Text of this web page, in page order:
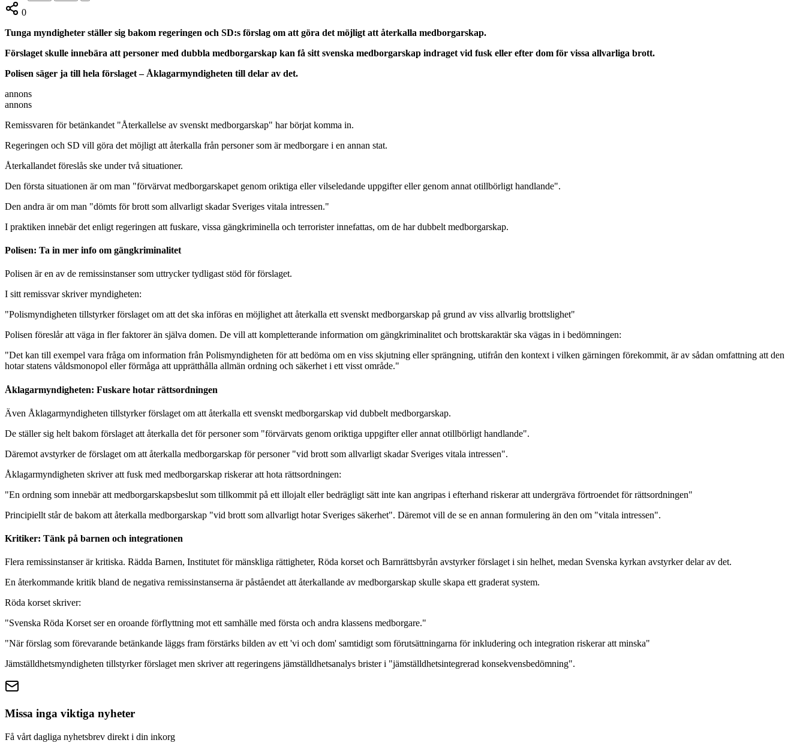
0
Tunga myndigheter ställer sig bakom regeringen och SD:s förslag om att göra det möjligt att återkalla medborgarskap.
Förslaget skulle innebära att personer med dubbla medborgarskap kan få sitt svenska medborgarskap indraget vid fusk eller efter dom för vissa allvarliga brott.
Polisen säger ja till hela förslaget – Åklagarmyndigheten till delar av det.
annons
annons
Remissvaren för betänkandet "Återkallelse av svenskt medborgarskap" har börjat komma in.
Regeringen och SD vill göra det möjligt att återkalla från personer som är medborgare i en annan stat.
Återkallandet föreslås ske under två situationer.
Den första situationen är om man "förvärvat medborgarskapet genom oriktiga eller vilseledande uppgifter eller genom annat otillbörligt handlande".
Den andra är om man "dömts för brott som allvarligt skadar Sveriges vitala intressen."
I praktiken innebär det enligt regeringen att fuskare, vissa gängkriminella och terrorister innefattas, om de har dubbelt medborgarskap.
Polisen: Ta in mer info om gängkriminalitet
Polisen är en av de remissinstanser som uttrycker tydligast stöd för förslaget.
I sitt remissvar skriver myndigheten:
"Polismyndigheten tillstyrker förslaget om att det ska införas en möjlighet att återkalla ett svenskt medborgarskap på grund av viss allvarlig brottslighet"
Polisen föreslår att väga in fler faktorer än själva domen. De vill att kompletterande information om gängkriminalitet och brottskaraktär ska vägas in i bedömningen:
"Det kan till exempel vara fråga om information från Polismyndigheten för att bedöma om en viss skjutning eller sprängning, utifrån den kontext i vilken gärningen förekommit, är av sådan omfattning att den
hotar statens våldsmonopol eller förmåga att upprätthålla allmän ordning och säkerhet i ett visst område."
Åklagarmyndigheten: Fuskare hotar rättsordningen
Även Åklagarmyndigheten tillstyrker förslaget om att återkalla ett svenskt medborgarskap vid dubbelt medborgarskap.
De ställer sig helt bakom förslaget att återkalla det för personer som "förvärvats genom oriktiga uppgifter eller annat otillbörligt handlande".
Däremot avstyrker de förslaget om att återkalla medborgarskap för personer "vid brott som allvarligt skadar Sveriges vitala intressen".
Åklagarmyndigheten skriver att fusk med medborgarskap riskerar att hota rättsordningen:
"En ordning som innebär att medborgarskapsbeslut som tillkommit på ett illojalt eller bedrägligt sätt inte kan angripas i efterhand riskerar att undergräva förtroendet för rättsordningen"
Principiellt står de bakom att återkalla medborgarskap "vid brott som allvarligt hotar Sveriges säkerhet". Däremot vill de se en annan formulering än den om "vitala intressen".
Kritiker: Tänk på barnen och integrationen
Flera remissinstanser är kritiska. Rädda Barnen, Institutet för mänskliga rättigheter, Röda korset och Barnrättsbyrån avstyrker förslaget i sin helhet, medan Svenska kyrkan avstyrker delar av det.
En återkommande kritik bland de negativa remissinstanserna är påståendet att återkallande av medborgarskap skulle skapa ett graderat system.
Röda korset skriver:
"Svenska Röda Korset ser en oroande förflyttning mot ett samhälle med första och andra klassens medborgare."
"När förslag som förevarande betänkande läggs fram förstärks bilden av ett 'vi och dom' samtidigt som förutsättningarna för inkludering och integration riskerar att minska"
Jämställdhetsmyndigheten tillstyrker förslaget men skriver att regeringens jämställdhetsanalys brister i "jämställdhetsintegrerad konsekvensbedömning".
Missa inga viktiga nyheter
Få vårt dagliga nyhetsbrev direkt i din inkorg